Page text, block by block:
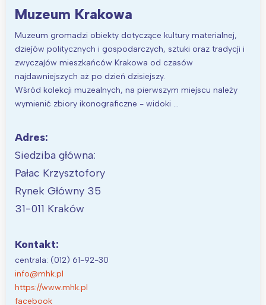
Muzeum Krakowa
Muzeum gromadzi obiekty dotyczące kultury materialnej,
dziejów politycznych i gospodarczych, sztuki oraz tradycji i
zwyczajów mieszkańców Krakowa od czasów
najdawniejszych aż po dzień dzisiejszy.
Wśród kolekcji muzealnych, na pierwszym miejscu należy
wymienić zbiory ikonograficzne - widoki …
Adres:
Siedziba główna:
Pałac Krzysztofory
Rynek Główny 35
31-011 Kraków
Kontakt:
centrala: (012) 61-92-30
info@mhk.pl
https://www.mhk.pl
facebook